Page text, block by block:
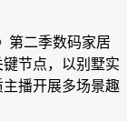
第二季数码家居
节点，以别墅实
播开展多场景趣